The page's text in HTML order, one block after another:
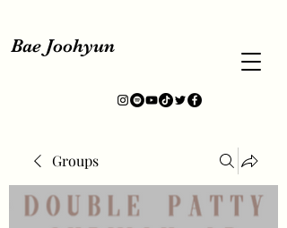
Bae Joohyun
Groups